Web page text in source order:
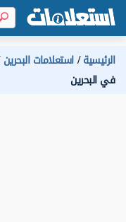
الرئيسية استعلامات البحرين
في البحرين